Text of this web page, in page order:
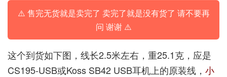
⚠️ 售完无货就是卖完了 卖完了就是没有货了 请不要再
问 谢谢 ⚠️
这个到货如下图，线长2.5米左右，重25.1克，应是
CS195-USB或Koss SB42 USB耳机上的原装线， 小